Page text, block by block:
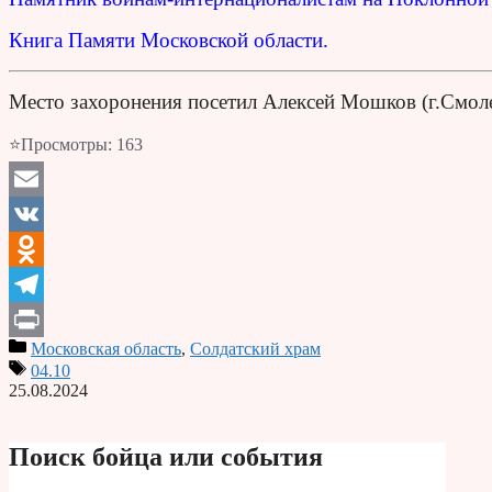
Книга Памяти Московской области.
Место захоронения посетил Алексей Мошков
⭐Просмотры: 163
Email
VK
Odnoklassniki
Telegram
PrintМосковская область, Солдатский храм
04.10
25.08.2024
Поиск бойца или события